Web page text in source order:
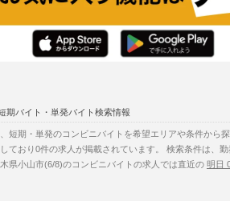
期バイト・単発バイト検索情報
短期・単発のコンビニバイトを希望エリアや条件から
ており0件の求人が掲載されています。 検索条件は、
県小山市(6/8)のコンビニバイトの求人では直近の 明日